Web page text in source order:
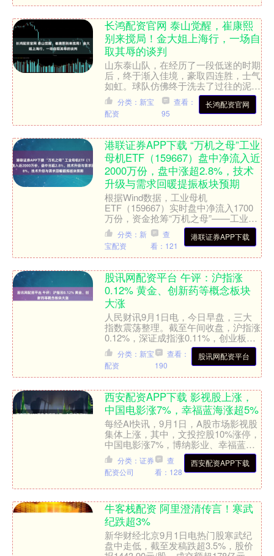
长鸿配资官网 泰山觉醒，崔康熙
别来搅局！金大姐上海行，一场自
取其辱的谈判
山东泰山队，在经历了一段低迷的时期
后，终于渐入佳境，豪取四连胜，士气
如虹。球队仿佛终于洗去了过往的泥
沼，展现出勃勃生机。然而，就在这重
回正轨的关键时刻，一个本以....
长鸿配资官网
分类：新宝
配资
查看：
95
港联证券APP下载 “万机之母”工业
母机ETF（159667）盘中净流入近
2000万份，盘中涨超2.8%，技术
升级与需求回暖提振板块预期
根据Wind数据，工业母机
ETF（159667）实时盘中净流入1700
万份，资金抢筹“万机之母”——工业母
机资产。 东莞证券指出，机器人行业
近期受英伟达推出新模....港联证券APP下载
分类：新
宝配资
查
看：121
股讯网配资平台 午评：沪指涨
0.12% 黄金、创新药等概念板块
大涨
人民财讯9月1日电，今日早盘，三大
指数震荡整理。截至午间收盘，沪指涨
0.12%，深证成指涨0.11%，创业板指
涨0.55%。盘面上，黄金概念大涨，西
部黄金、盛达....
股讯网配资平台
分类：新宝
配资
查看：
190
西安配资APP下载 影视股上涨，
中国电影涨7%，幸福蓝海涨超5%
每经AI快讯，9月1日，A股市场影视股
集体上涨，其中，文投控股10%涨停，
中国电影涨7%，博纳影业、幸福蓝海
涨超5%，欢瑞世纪涨超3%，慈文传
媒、百纳千成、华智....西安配资APP下载
分类：证券
配资公司
查
看：128
牛客栈配资 阿里澄清传言！寒武
纪跌超3%
新华财经北京9月1日电热门股寒武纪
盘中走低，截至发稿跌超3.5%，股价